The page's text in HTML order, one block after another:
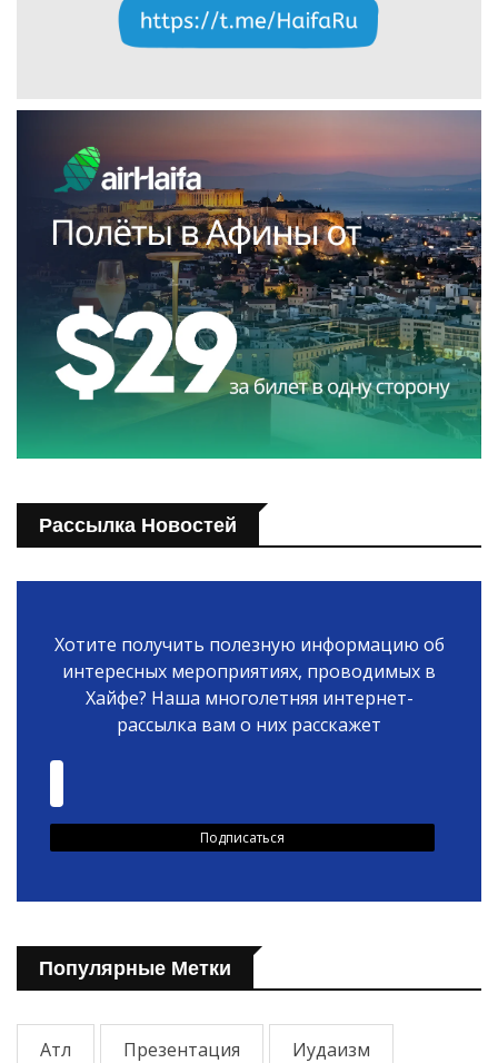
Рассылка Новостей
Хотите получить полезную информацию об
интересных мероприятиях, проводимых в
Хайфе? Наша многолетняя интернет-
рассылка вам о них расскажет
Популярные Метки
Атл Презентация Иудаизм